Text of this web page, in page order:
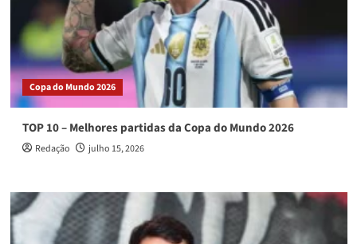
Copa do Mundo 2026
TOP 10 – Melhores partidas da Copa do Mundo 2026
Redação julho 15, 2026